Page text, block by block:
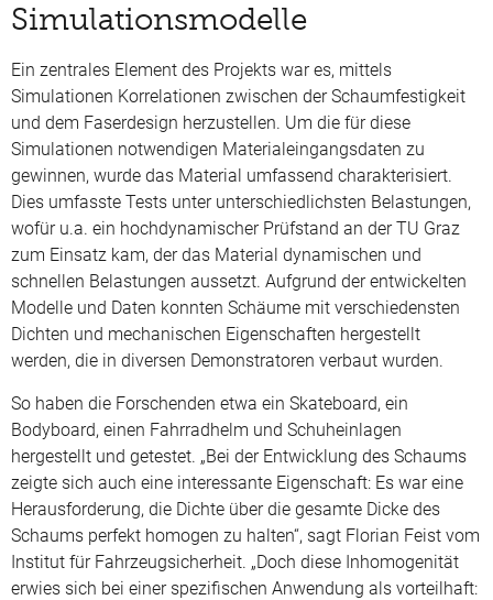
Simulationsmodelle
Ein zentrales Element des Projekts war es, mittels
Simulationen Korrelationen zwischen der Schaumfestigkeit
und dem Faserdesign herzustellen. Um die für diese
Simulationen notwendigen Materialeingangsdaten zu
gewinnen, wurde das Material umfassend charakterisiert.
Dies umfasste Tests unter unterschiedlichsten Belastungen,
wofür u.a. ein hochdynamischer Prüfstand an der TU Graz
zum Einsatz kam, der das Material dynamischen und
schnellen Belastungen aussetzt. Aufgrund der entwickelten
Modelle und Daten konnten Schäume mit verschiedensten
Dichten und mechanischen Eigenschaften hergestellt
werden, die in diversen Demonstratoren verbaut wurden.
So haben die Forschenden etwa ein Skateboard, ein
Bodyboard, einen Fahrradhelm und Schuheinlagen
hergestellt und getestet. „Bei der Entwicklung des Schaums
zeigte sich auch eine interessante Eigenschaft: Es war eine
Herausforderung, die Dichte über die gesamte Dicke des
Schaums perfekt homogen zu halten“, sagt Florian Feist vom
Institut für Fahrzeugsicherheit. „Doch diese Inhomogenität
erwies sich bei einer spezifischen Anwendung als vorteilhaft: